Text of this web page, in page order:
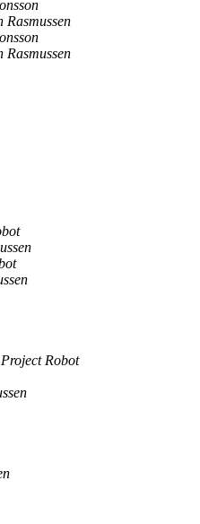
Rasmussen
Rasmussen
Robot